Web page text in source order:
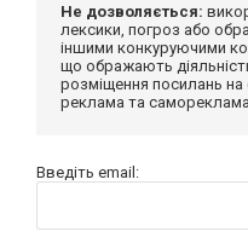
Не дозволяється:
лексики, погроз або
іншими конкуруючими
що ображають діяльність
розміщення посилань на
реклама та самореклама.
Введіть email: